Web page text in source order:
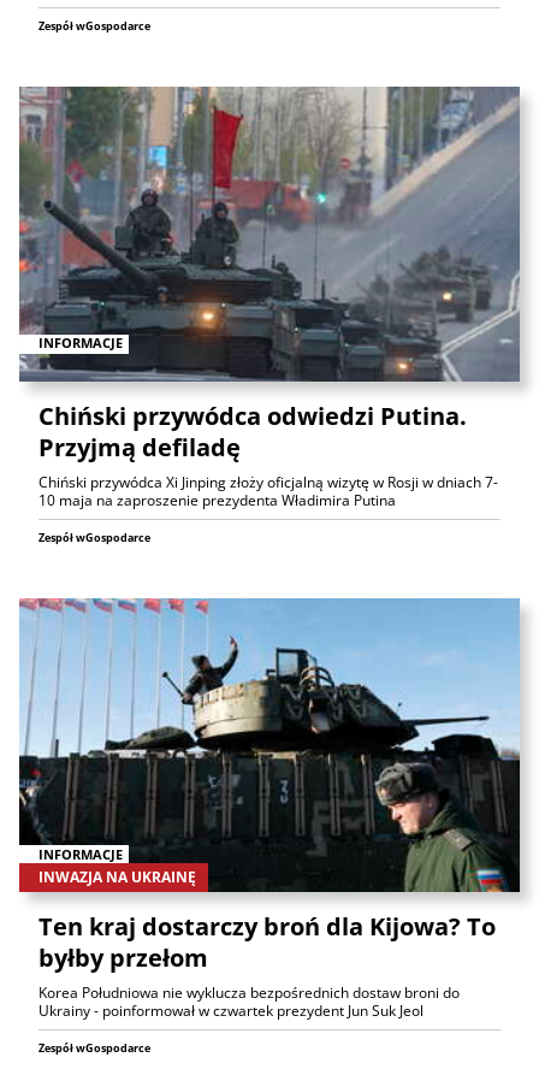
Zespół wGospodarce
INFORMACJE
Chiński przywódca odwiedzi Putina.
Przyjmą defiladę
Chiński przywódca Xi Jinping złoży oficjalną wizytę w Rosji w dniach 7-
10 maja na zaproszenie prezydenta Władimira Putina
Zespół wGospodarce
INFORMACJE
INWAZJA NA UKRAINĘ
Ten kraj dostarczy broń dla Kijowa? To
byłby przełom
Korea Południowa nie wyklucza bezpośrednich dostaw broni do
Ukrainy - poinformował w czwartek prezydent Jun Suk Jeol
Zespół wGospodarce